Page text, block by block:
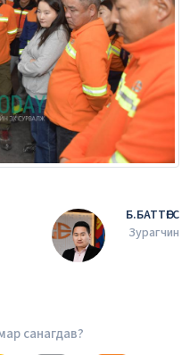
Б.БАТТӨГС
Зурагчин
санагдав?